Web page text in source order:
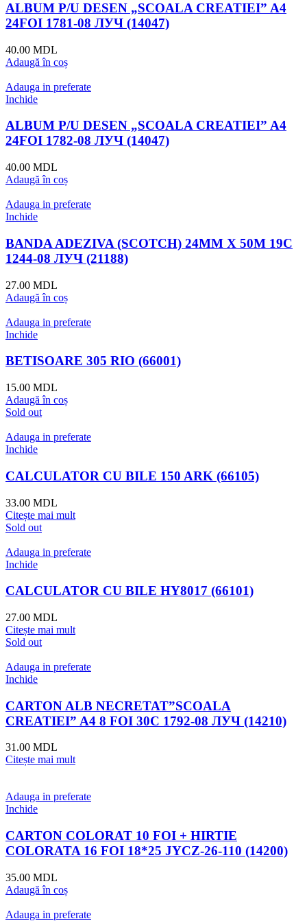
ALBUM P/U DESEN „SCOALA CREATIEI” A4
24FOI 1781-08 ЛУЧ (14047)
40.00 MDL
Adaugă în coș
Adauga in preferate
Inchide
ALBUM P/U DESEN „SCOALA CREATIEI” A4
24FOI 1782-08 ЛУЧ (14047)
40.00 MDL
Adaugă în coș
Adauga in preferate
Inchide
BANDA ADEZIVA (SCOTCH) 24MM X 50M 19C
1244-08 ЛУЧ (21188)
27.00 MDL
Adaugă în coș
Adauga in preferate
Inchide
BETISOARE 305 RIO (66001)
15.00 MDL
Adaugă în coș
Sold out
Adauga in preferate
Inchide
CALCULATOR CU BILE 150 ARK (66105)
33.00 MDL
Citește mai mult
Sold out
Adauga in preferate
Inchide
CALCULATOR CU BILE HY8017 (66101)
27.00 MDL
Citește mai mult
Sold out
Adauga in preferate
Inchide
CARTON ALB NECRETAT”SCOALA
CREATIEI” A4 8 FOI 30C 1792-08 ЛУЧ (14210)
31.00 MDL
Citește mai mult
Adauga in preferate
Inchide
CARTON COLORAT 10 FOI + HIRTIE
COLORATA 16 FOI 18*25 JYCZ-26-110 (14200)
35.00 MDL
Adaugă în coș
Adauga in preferate